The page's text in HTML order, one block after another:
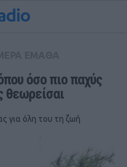
όσο πιο παχύς
θεωρείσαι
για όλη του τη ζωή